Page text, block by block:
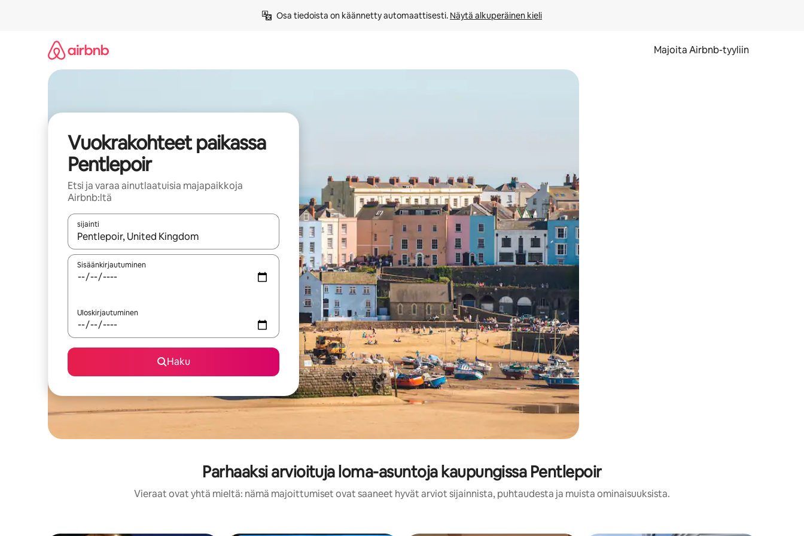
Osa tiedoista on käännetty automaattisesti. Näytä alkuperäinen kieli
Majoita Airbnb-tyyliin
Vuokrakohteet paikassa
Pentlepoir
Etsi ja varaa ainutlaatuisia majapaikkoja
Airbnb:ltä
sijainti
Kun tulokset ovat saatavilla, navigoi ylös- ja alas-nuolinäppäimillä tai tutustu koskettamalla tai pyyhkäisemällä.
Sisäänkirjautuminen
Uloskirjautuminen
Haku
Parhaaksi arvioituja loma-asuntoja kaupungissa Pentlepoir
Vieraat ovat yhtä mieltä: nämä majoittumiset ovat saaneet hyvät arviot sijainnista, puhtaudesta ja muista ominaisuuksista.